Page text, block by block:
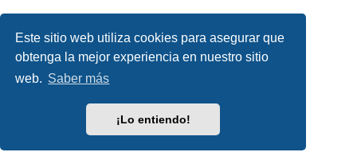
Este sitio web utiliza cookies para asegurar que
obtenga la mejor experiencia en nuestro sitio
web. Saber más
¡Lo entiendo!
Desarrollado por
® Forum Software © phpBB Limited
Traducción al español por phpBB España
Stylewe_universalcreated by INVENTEA & v12mike